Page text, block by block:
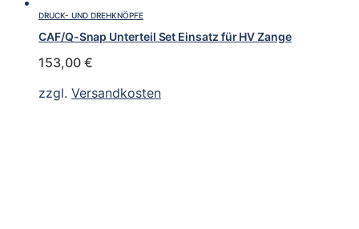
DRUCK- UND DREHKNÖPFE
CAF/Q-Snap Unterteil Set Einsatz für HV Zange
153,00 €
zzgl. Versandkosten